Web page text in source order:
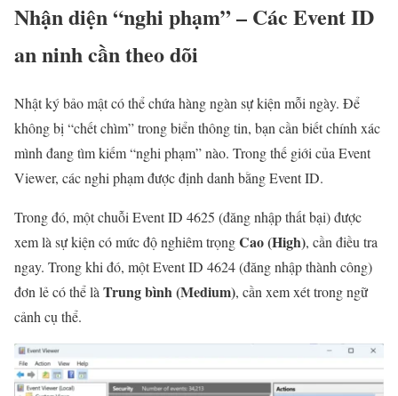
Nhận diện “nghi phạm” – Các Event ID
an ninh cần theo dõi
Nhật ký bảo mật có thể chứa hàng ngàn sự kiện mỗi ngày. Để
không bị “chết chìm” trong biển thông tin, bạn cần biết chính xác
mình đang tìm kiếm “nghi phạm” nào. Trong thế giới của Event
Viewer, các nghi phạm được định danh bằng Event ID.
Trong đó, một chuỗi Event ID 4625 (đăng nhập thất bại) được
xem là sự kiện có mức độ nghiêm trọngCao (High), cần điều tra
ngay. Trong khi đó, một Event ID 4624 (đăng nhập thành công)
đơn lẻ có thể là Trung bình (Medium), cần xem xét trong ngữ
cảnh cụ thể.